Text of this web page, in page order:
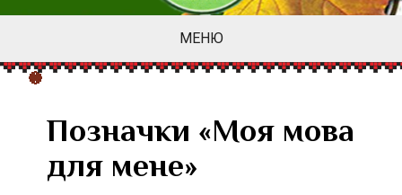
МЕНЮ
Позначки «Моя мова
для мене»